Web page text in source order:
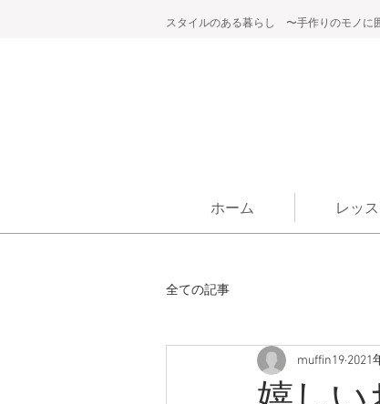
スタイルのある暮らし 〜手作りのモノに
ホーム レッ
全ての記事
muffin19 2021